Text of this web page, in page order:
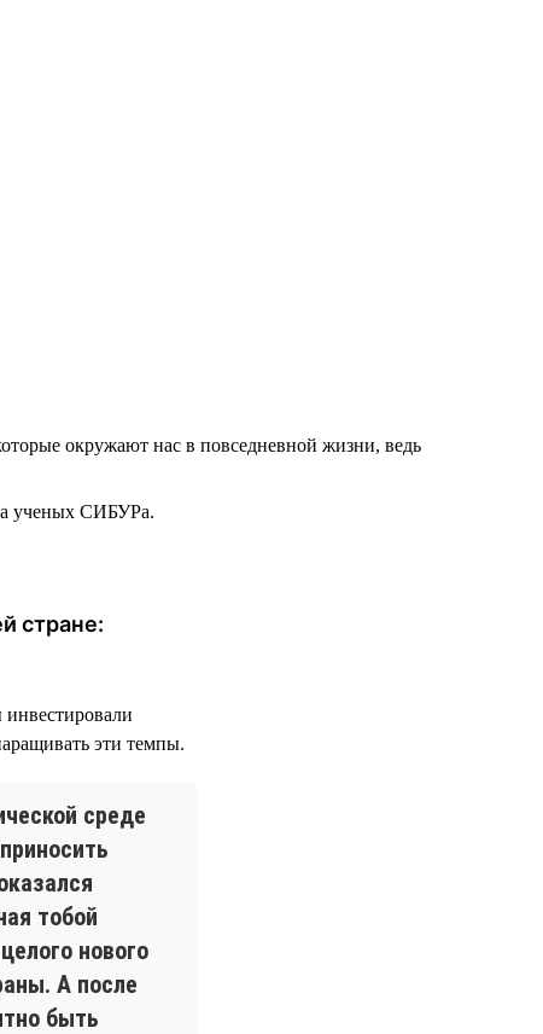
окружают нас в повседневной жизни, ведь
ученых СИБУРа.
стране:
эти темпы.
среде
тобой
нового
А после
быть